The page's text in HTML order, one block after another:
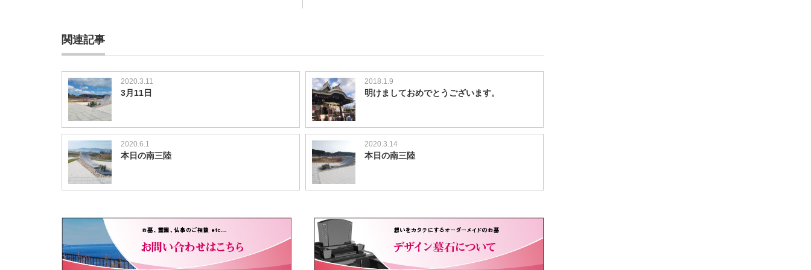
関連記事
2020.3.11
3月11日
2018.1.9
明けましておめでとうございます。
2020.6.1
本日の南三陸
2020.3.14
本日の南三陸